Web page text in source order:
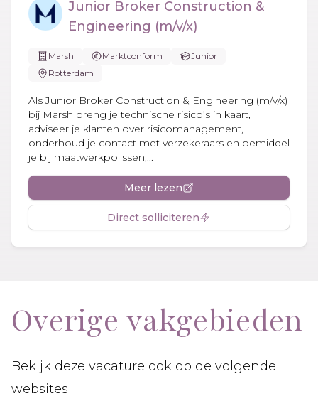
Junior Broker Construction &
Engineering (m/v/x)
Marsh Marktconform
Junior
Rotterdam
Als Junior Broker Construction & Engineering (m/v/x)
bij Marsh breng je technische risico’s in kaart,
adviseer je klanten over risicomanagement,
onderhoud je contact met verzekeraars en bemiddel
je bij maatwerkpolissen,...
Meer lezen
Direct solliciteren
Overige vakgebieden
Bekijk deze vacature ook op de volgende
websites